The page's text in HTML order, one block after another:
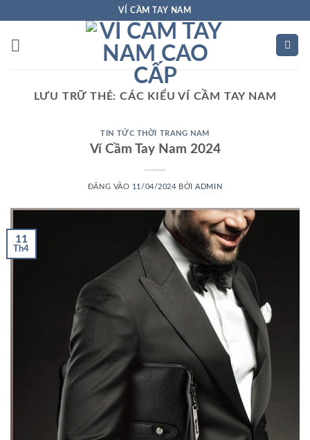
nội
VÍ CẦM TAY NAM
LƯU TRỮ THẺ: CÁC KIỂU VÍ CẦM TAY NAM
TIN TỨC THỜI TRANG NAM
Ví Cầm Tay Nam 2024
ĐĂNG VÀO 11/04/2024 BỞIADMIN
11
Th4